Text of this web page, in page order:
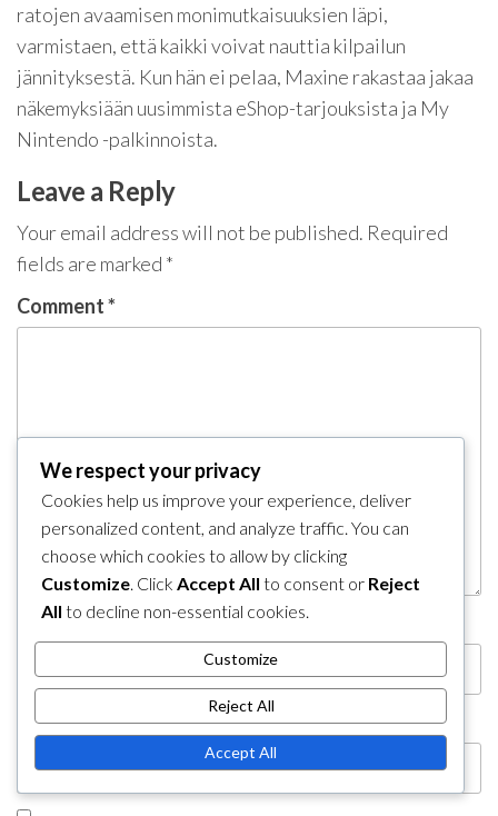
ratojen avaamisen monimutkaisuuksien läpi,
varmistaen, että kaikki voivat nauttia kilpailun
jännityksestä. Kun hän ei pelaa, Maxine rakastaa jakaa
näkemyksiään uusimmista eShop-tarjouksista ja My
Nintendo -palkinnoista.
Leave a Reply
Your email address will not be published. Required
fields are marked *
Comment*
Name* Email*
Website
We respect your privacy
Cookies help us improve your experience, deliver
personalized content, and analyze traffic. You can
choose which cookies to allow by clicking
Customize. Click Accept All to consent or Reject
All to decline non-essential cookies.
Customize
Reject All
Accept All